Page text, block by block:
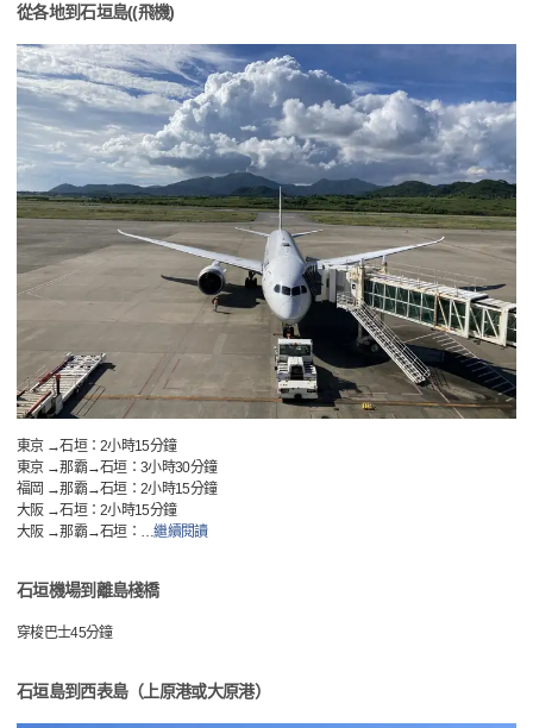
從各地到石垣島((飛機)
東京 →石垣：2小時15分鐘
東京 →那霸→石垣：3小時30分鐘
福岡 →那霸→石垣：2小時15分鐘
大阪 →石垣：2小時15分鐘
大阪 →那霸→石垣： …繼續閱讀
石垣機場到離島棧橋
穿梭巴士45分鐘
石垣島到西表島（上原港或大原港）